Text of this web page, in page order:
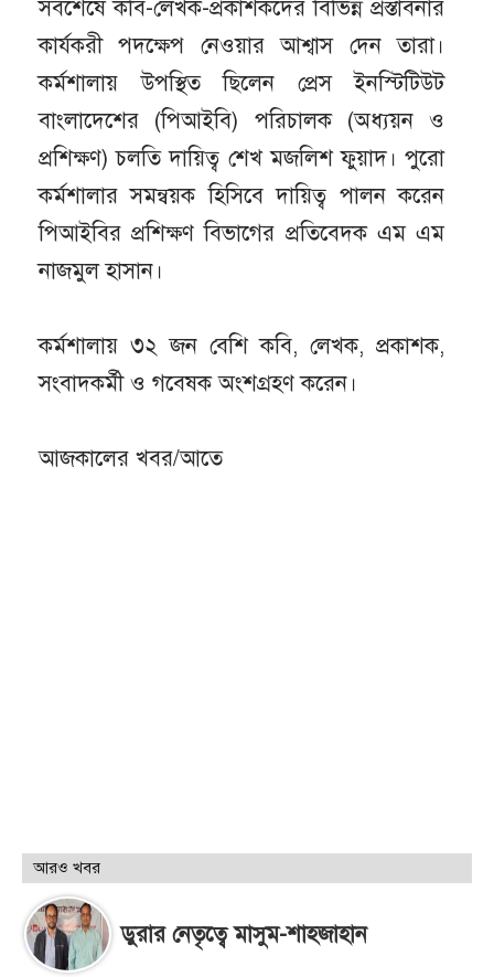
সবশেষে কবি-লেখক-প্রকাশকদের বিভিন্ন প্রস্তাবনার
কার্যকরী পদক্ষেপ নেওয়ার আশ্বাস দেন তারা।
কর্মশালায় উপস্থিত ছিলেন প্রেস ইনস্টিটিউট
বাংলাদেশের (পিআইবি) পরিচালক (অধ্যয়ন ও
প্রশিক্ষণ) চলতি দায়িত্ব শেখ মজলিশ ফুয়াদ। পুরো
কর্মশালার সমন্বয়ক হিসিবে দায়িত্ব পালন করেন
পিআইবির প্রশিক্ষণ বিভাগের প্রতিবেদক এম এম
নাজমুল হাসান।
কর্মশালায় ৩২ জন বেশি কবি, লেখক, প্রকাশক,
সংবাদকর্মী ও গবেষক অংশগ্রহণ করেন।
আজকালের খবর/আতে
আরও খবর
ডুরার নেতৃত্বে মাসুম-শাহজাহান